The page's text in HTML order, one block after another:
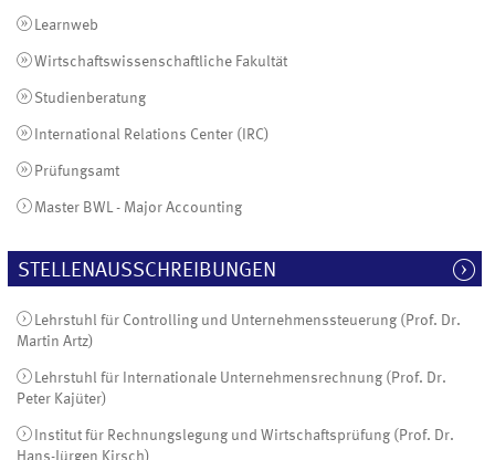
Learnweb
Wirtschaftswissenschaftliche Fakultät
Studienberatung
International Relations Center (IRC)
Prüfungsamt
Master BWL - Major Accounting
STELLENAUSSCHREIBUNGEN
Lehrstuhl für Controlling und Unternehmenssteuerung (Prof. Dr.
Martin Artz)
Lehrstuhl für Internationale Unternehmensrechnung (Prof. Dr.
Peter Kajüter)
Institut für Rechnungslegung und Wirtschaftsprüfung (Prof. Dr.
Hans-Jürgen Kirsch)